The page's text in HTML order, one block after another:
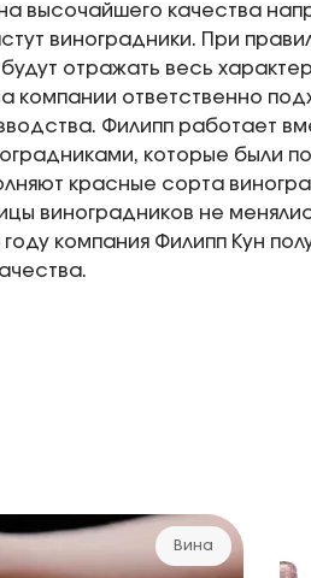
высочайшего качества
виноградники. При
отражать весь
компании ответственно
Филипп работает
которые были
красные сорта
виноградников не
компания Филипп Кун
Вина